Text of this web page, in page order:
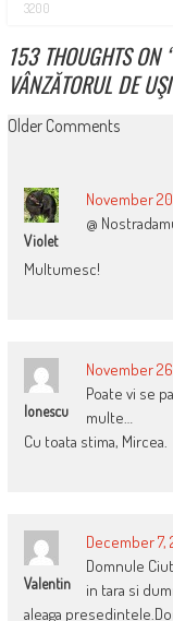
3200
153 THOUGHTS ON “
VÂNZĂTORUL DE UŞI
COMMENT
Older Comments
Violet
November
@
Multumesc!
Ionescu
November
Poate vi se
multe…
Cu toata stima, Mircea.
Valentin
December 7,
Domnule
in tara si
aleaga